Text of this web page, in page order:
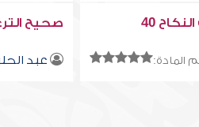
المادة:
صحيح الترغيب
عبد